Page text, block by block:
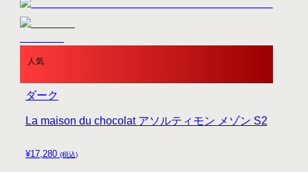
人気
¥17,280 (税込)
La maison du chocolat アソルティモン メゾン S2
ダーク